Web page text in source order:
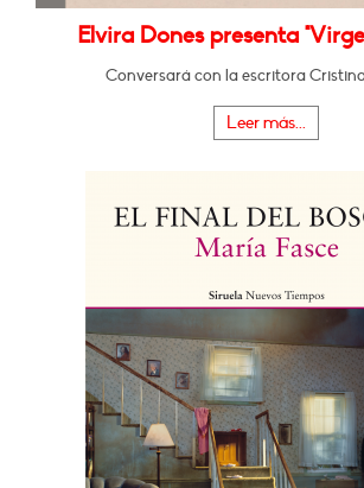
Elvira Dones presenta
Conversará con la escritora
Leer más...